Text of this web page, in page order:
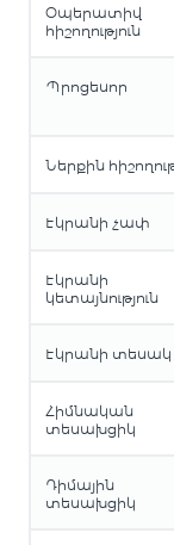
Օպերատիվ
հիշողություն
Պրոցեսոր
Ներքին
Էկրանի չափ
Էկրանի
կետայնություն
Էկրանի տեսակ
Հիմնական
տեսախցիկ
Դիմային
տեսախցիկ